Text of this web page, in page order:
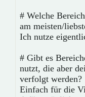
# Welche
am meisten/
Ich nutze
# Gibt es
nutzt, die aber
verfolgt werden?
Einfach für die